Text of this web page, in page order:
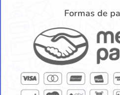
Formas de